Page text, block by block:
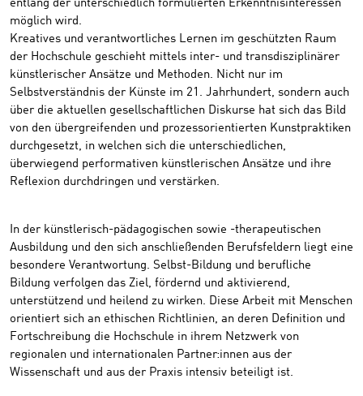
entlang der unterschiedlich formulierten Erkenntnisinteressen
möglich wird.
Kreatives und verantwortliches Lernen im geschützten Raum
der Hochschule geschieht mittels inter- und transdisziplinärer
künstlerischer Ansätze und Methoden. Nicht nur im
Selbstverständnis der Künste im 21. Jahrhundert, sondern auch
über die aktuellen gesellschaftlichen Diskurse hat sich das Bild
von den übergreifenden und prozessorientierten Kunstpraktiken
durchgesetzt, in welchen sich die unterschiedlichen,
überwiegend performativen künstlerischen Ansätze und ihre
Reflexion durchdringen und verstärken.
In der künstlerisch-pädagogischen sowie -therapeutischen
Ausbildung und den sich anschließenden Berufsfeldern liegt eine
besondere Verantwortung. Selbst-Bildung und berufliche
Bildung verfolgen das Ziel, fördernd und aktivierend,
unterstützend und heilend zu wirken. Diese Arbeit mit Menschen
orientiert sich an ethischen Richtlinien, an deren Definition und
Fortschreibung die Hochschule in ihrem Netzwerk von
regionalen und internationalen Partner:innen aus der
Wissenschaft und aus der Praxis intensiv beteiligt ist.